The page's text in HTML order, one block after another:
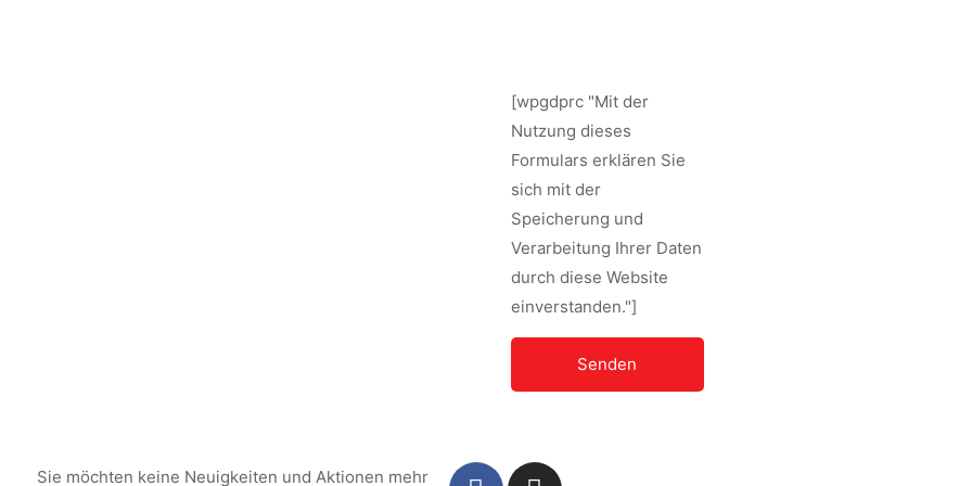
[wpgdprc "Mit der
Nutzung dieses
Formulars erklären Sie
sich mit der
Speicherung und
Verarbeitung Ihrer Daten
durch diese Website
einverstanden."]
Sie möchten keine Neuigkeiten und Aktionen mehr